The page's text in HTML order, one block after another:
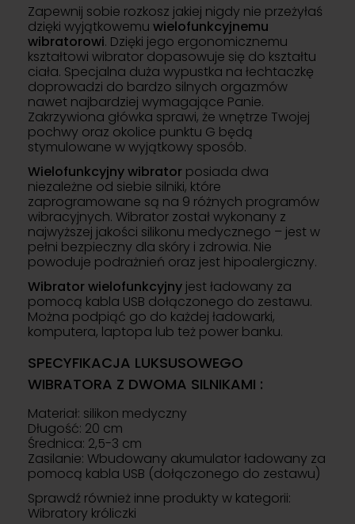
Zapewnij sobie rozkosz jakiej nigdy nie przeżyłaś
dzięki wyjątkowemu wielofunkcyjnemu
wibratorowi. Dzięki jego ergonomicznemu
kształtowi wibrator dopasowuje się do kształtu
ciała. Specjalna duża wypustka na łechtaczkę
doprowadzi do bardzo silnych orgazmów
nawet najbardziej wymagające Panie.
Zakrzywiona główka sprawi, że wnętrze Twojej
pochwy oraz okolice punktu G będą
stymulowane w wyjątkowy sposób.
Wielofunkcyjny wibrator posiada dwa
niezależne od siebie silniki, które
zaprogramowane są na 9 różnych programów
wibracyjnych. Wibrator został wykonany z
najwyższej jakości silikonu medycznego – jest w
pełni bezpieczny dla skóry i zdrowia. Nie
powoduje podrażnień oraz jest hipoalergiczny.
Wibrator wielofunkcyjny jest ładowany za
pomocą kabla USB dołączonego do zestawu.
Można podpiąć go do każdej ładowarki,
komputera, laptopa lub też power banku.
SPECYFIKACJA LUKSUSOWEGO
WIBRATORA Z DWOMA SILNIKAMI :
Materiał: silikon medyczny
Długość: 20 cm
Średnica: 2,5-3 cm
Zasilanie: Wbudowany akumulator ładowany za
pomocą kabla USB (dołączonego do zestawu)
Sprawdź również inne produkty w kategorii:
Wibratory króliczki